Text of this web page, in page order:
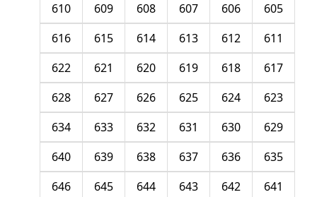
605
606
607
608
609
610
611
612
613
614
615
616
617
618
619
620
621
622
623
624
625
626
627
628
629
630
631
632
633
634
635
636
637
638
639
640
641
642
643
644
645
646